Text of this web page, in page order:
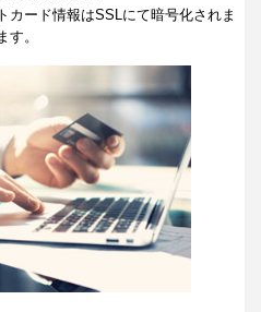
カード情報はSSLにて暗号化されま
。